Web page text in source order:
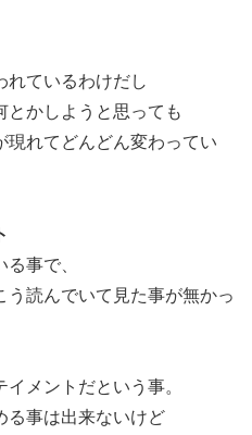
れているわけだし
とかしようと思っても
現れてどんどん変わってい
事で、
読んでいて見た事が無かっ
メントだという事。
る事は出来ないけど